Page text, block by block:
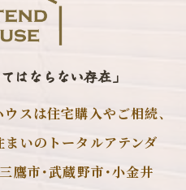
ならない存在」
スは住宅購入やご相続､
いのトータルアテンダ
鷹市･武蔵野市･小金井